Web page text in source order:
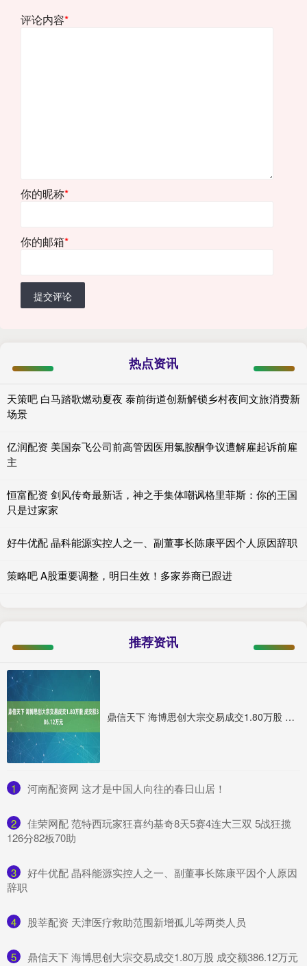
评论内容*
你的昵称*
你的邮箱*
提交评论
热点资讯
天策吧 白马踏歌燃动夏夜 泰前街道创新解锁乡村夜间文旅消费新
场景
亿润配资 美国奈飞公司前高管因医用氯胺酮争议遭解雇起诉前雇
主
恒富配资 剑风传奇最新话，神之手集体嘲讽格里菲斯：你的王国
只是过家家
好牛优配 晶科能源实控人之一、副董事长陈康平因个人原因辞职
策略吧 A股重要调整，明日生效！多家券商已跟进
推荐资讯
鼎信天下 海博思创大宗交易成交1.80万股 成交额386.12万元
1 ​河南配资网 这才是中国人向往的春日山居！
2
​佳荣网配 范特西玩家狂喜约基奇8天5赛4连大三双 5战狂揽
126分82板70助
3
​好牛优配 晶科能源实控人之一、副董事长陈康平因个人原因
辞职
4 ​股莘配资 天津医疗救助范围新增孤儿等两类人员
5 ​鼎信天下 海博思创大宗交易成交1.80万股 成交额386.12万元